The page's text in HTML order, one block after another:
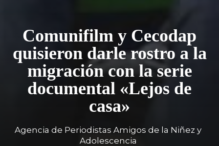
Comunifilm y Cecodap
quisieron darle rostro a la
migración con la serie
documental «Lejos de
casa»
Agencia de Periodistas Amigos de la Niñez y
Adolescencia